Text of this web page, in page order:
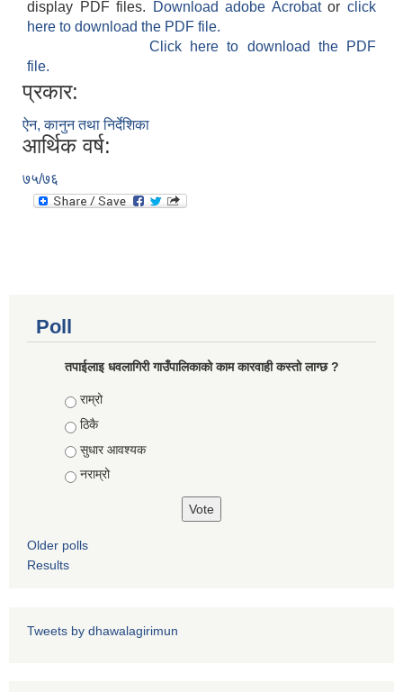
display PDF files.
Download adobe Acrobatorclick
here to download the PDF file.
Click here to download the PDF
file.
प्रकार:
ऐन, कानुन तथा निर्देशिका
आर्थिक वर्ष:
७५/७६
Poll
तपाईलाइ धवलागिरी गाउँपालिकाको काम कारवाही कस्तो लाग्छ ?
Choices
राम्रो
ठिकै
सुधार आवश्यक
नराम्रो
Older polls
Results
Tweets by dhawalagirimun